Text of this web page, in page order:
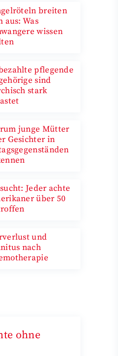
breiten
aus: Was
wissen
pflegende
sind
stark
junge Mütter
Gesichter in
Jeder achte
über 50
und
nach
ohne